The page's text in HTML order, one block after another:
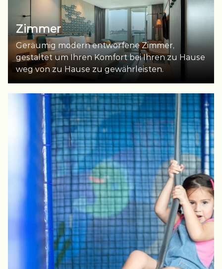
Zimmer
Geräumig modern entworfene Zimmer,
gestaltet um Ihren Komfort bei Ihren zu Hause
weg von zu Hause zu gewährleisten.